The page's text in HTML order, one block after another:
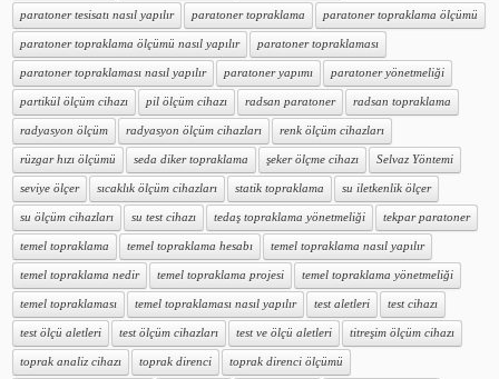
paratoner tesisatı nasıl yapılır paratoner topraklama paratoner topraklama ölçümü
paratoner topraklama ölçümü nasıl yapılır paratoner topraklaması
paratoner topraklaması nasıl yapılır paratoner yapımı paratoner yönetmeliği
partikül ölçüm cihazı pil ölçüm cihazı radsan paratoner radsan topraklama
radyasyon ölçüm radyasyon ölçüm cihazları renk ölçüm cihazları
rüzgar hızı ölçümü seda diker topraklama şeker ölçme cihazı Selvaz Yöntemi
seviye ölçer sıcaklık ölçüm cihazları statik topraklama su iletkenlik ölçer
su ölçüm cihazları su test cihazı tedaş topraklama yönetmeliği tekpar paratoner
temel topraklama temel topraklama hesabı temel topraklama nasıl yapılır
temel topraklama nedir temel topraklama projesi temel topraklama yönetmeliği
temel topraklaması temel topraklaması nasıl yapılır test aletleri test cihazı
test ölçü aletleri test ölçüm cihazları test ve ölçü aletleri titreşim ölçüm cihazı
toprak analiz cihazı toprak direnci toprak direnci ölçümü